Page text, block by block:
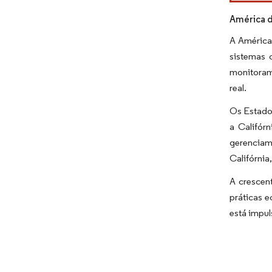
América
A
sistemas
real.
Os
a
A
práticas
está